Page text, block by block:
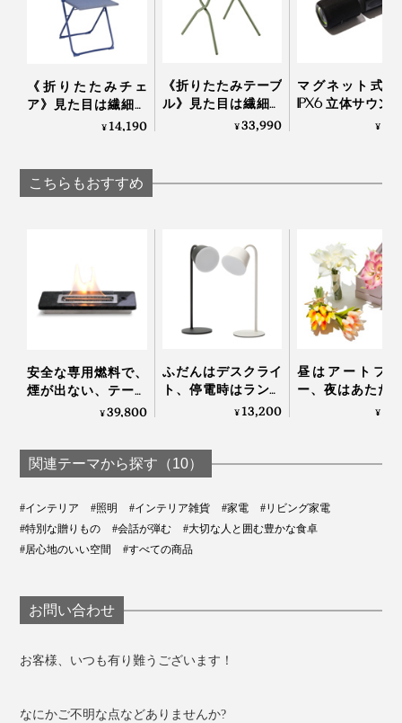
《折りたたみチェ
ア》見た目は繊細な
のに、水や紫外線に
¥14,190
《折りたたみテーブ
ル》見た目は繊細な
のに、水や紫外線に
¥33,990
マグネット式
IPX6 立体サウン
Bluetooth デュア
¥
こちらもおすすめ
安全な専用燃料で、
煙が出ない、テーブ
ルに置ける「焚き
¥39,800
ふだんはデスクライ
ト、停電時はランタ
ン、充電で4時間点
｜LED Magnecco
portable lamp
¥13,200
昼はアートフ
ー、夜はあたた
ムードライトに
STUDIOヴィアケ
¥
関連テーマから探す（10）
#インテリア #照明 #インテリア雑貨 #家電
#リビング家電
#特別な贈りもの
#会話が弾む
#大切な人と囲む豊かな食卓
#居心地のいい空間
#すべての商品
お問い合わせ
お客様、いつも有り難うございます！
なにかご不明な点などありませんか?